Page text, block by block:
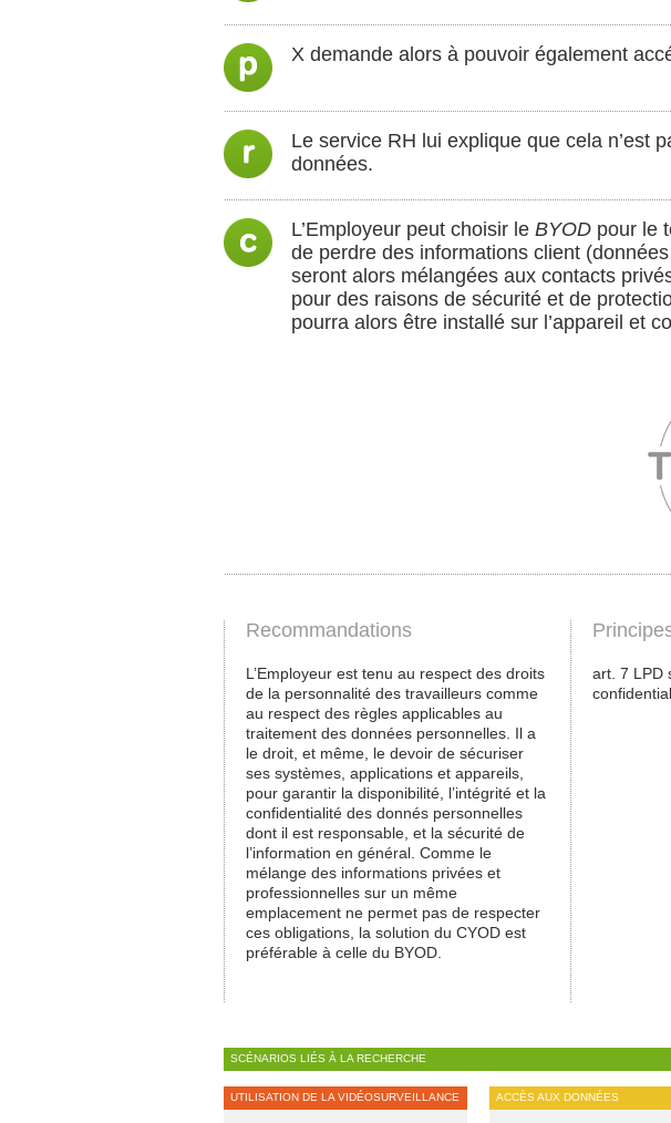
X demande alors à pouvoir également
Le service RH lui explique que cela n’est
données.
L’Employeur peut choisir le BYOD pour le
de perdre des informations client
seront alors mélangées aux contacts
pour des raisons de sécurité et de
pourra alors être installé sur l’appareil et
Recommandations
L’Employeur est tenu au respect des droits
de la personnalité des travailleurs comme
au respect des règles applicables au
traitement des données personnelles. Il a
le droit, et même, le devoir de sécuriser
ses systèmes, applications et appareils,
pour garantir la disponibilité, l’intégrité et la
confidentialité des donnés personnelles
dont il est responsable, et la sécurité de
l’information en général. Comme le
mélange des informations privées et
professionnelles sur un même
emplacement ne permet pas de respecter
ces obligations, la solution du CYOD est
préférable à celle du BYOD.
art. 7 LPD
SCÉNARIOS LIÉS À LA RECHERCHE
UTILISATION DE LA VIDÉOSURVEILLANCE ACCÈS AUX DONNÉES